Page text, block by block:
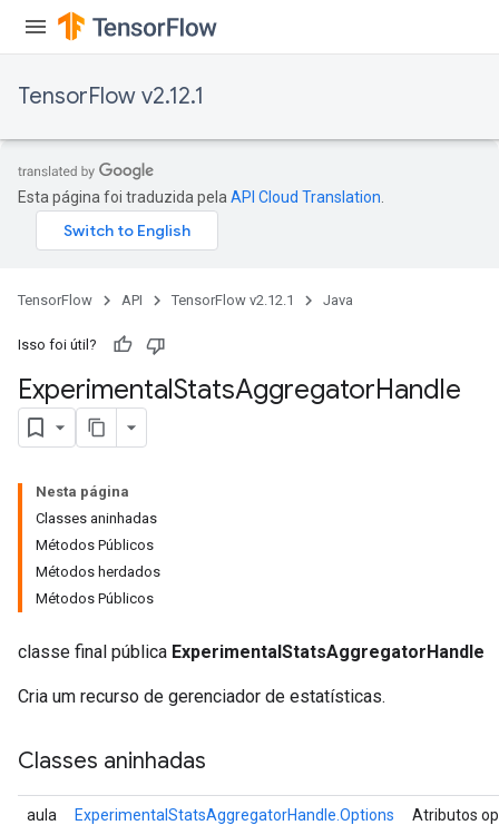
TensorFlow v2.12.1
Esta página foi traduzida pela API Cloud Translation
TensorFlow API TensorFlow v2.12.1 Java
Isso foi útil?
ExperimentalStatsAggregatorHandle
Nesta página
Classes aninhadas
Métodos Públicos
Métodos herdados
Métodos Públicos
classe final pública ExperimentalStatsAggregatorHandle
Cria um recurso de gerenciador de estatísticas.
Classes aninhadas
aula ExperimentalStatsAggregatorHandle.Options Atributos